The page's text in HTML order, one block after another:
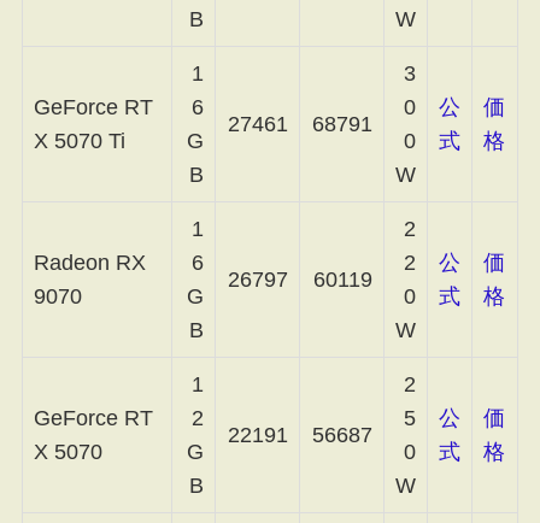
B
W
GeForce RT
X 5070 Ti
1
6
G
B
27461 68791
3
0
0
W
公
式
価
格
Radeon RX
9070
1
6
G
B
26797 60119
2
2
0
W
公
式
価
格
GeForce RT
X 5070
1
2
G
B
22191 56687
2
5
0
W
公
式
価
格